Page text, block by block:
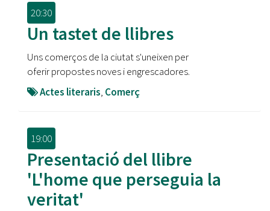
20:30
Un tastet de llibres
Uns comerços de la ciutat s'uneixen per
oferir propostes noves i engrescadores.
Actes literaris, Comerç
19:00
Presentació del llibre
'L'home que perseguia la
veritat'